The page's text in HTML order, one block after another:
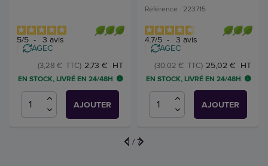
5/5 - 3 avis
AGEC
2,73 € HT
(3,28 € TTC)
EN STOCK, LIVRÉ EN 24/48H
AJOUTER
Référence : 223715
4.7/5 - 3 avis
AGEC
25,02 € HT
(30,02 € TTC)
EN STOCK, LIVRÉ EN 24/48H
AJOUTER
1 / 7